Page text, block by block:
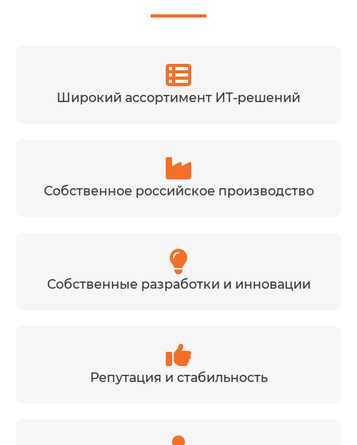
Широкий ассортимент ИТ-решений
Собственное российское производство
Собственные разработки и инновации
Репутация и стабильность